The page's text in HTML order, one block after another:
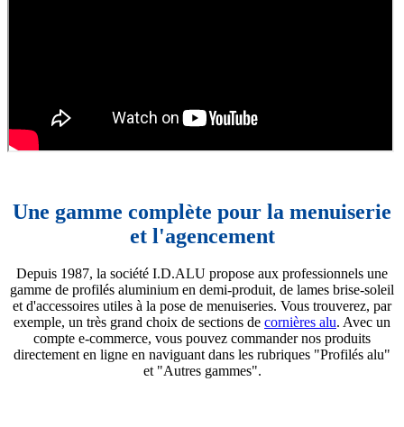
Une gamme complète pour la menuiserie
et l'agencement
Depuis 1987, la société I.D.ALU propose aux professionnels une
gamme de profilés aluminium en demi-produit, de lames brise-soleil
et d'accessoires utiles à la pose de menuiseries. Vous trouverez, par
exemple, un très grand choix de sections de cornières alu. Avec un
compte e-commerce, vous pouvez commander nos produits
directement en ligne en naviguant dans les rubriques "Profilés alu"
et "Autres gammes".